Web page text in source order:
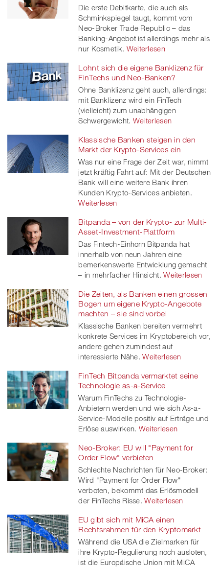
Die erste Debitkarte, die auch als
Schminkspiegel taugt, kommt vom
Neo-Broker Trade Republic – das
Banking-Angebot ist allerdings mehr als
nur Kosmetik. Weiterlesen
Lohnt sich die eigene Banklizenz für
FinTechs und Neo-Banken?
Ohne Banklizenz geht auch, allerdings:
mit Banklizenz wird ein FinTech
(vielleicht) zum unabhängigen
Schwergewicht. Weiterlesen
Klassische Banken steigen in den
Markt der Krypto-Services ein
Was nur eine Frage der Zeit war, nimmt
jetzt kräftig Fahrt auf: Mit der Deutschen
Bank will eine weitere Bank ihren
Kunden Krypto-Services anbieten.
Weiterlesen
Bitpanda – von der Krypto- zur Multi-
Asset-Investment-Plattform
Das Fintech-Einhorn Bitpanda hat
innerhalb von neun Jahren eine
bemerkenswerte Entwicklung gemacht
– in mehrfacher Hinsicht. Weiterlesen
Die Zeiten, als Banken einen grossen
Bogen um eigene Krypto-Angebote
machten – sie sind vorbei
Klassische Banken bereiten vermehrt
konkrete Services im Kryptobereich vor,
andere gehen zumindest auf
interessierte Nähe. Weiterlesen
FinTech Bitpanda vermarktet seine
Technologie as-a-Service
Warum FinTechs zu Technologie-
Anbietern werden und wie sich As-a-
Service-Modelle positiv auf Erträge und
Erlöse auswirken. Weiterlesen
Neo-Broker: EU will "Payment for
Order Flow" verbieten
Schlechte Nachrichten für Neo-Broker:
Wird "Payment for Order Flow"
verboten, bekommt das Erlösmodell
der FinTechs Risse. Weiterlesen
EU gibt sich mit MiCA einen
Rechtsrahmen für den Kryptomarkt
Während die USA die Zielmarken für
ihre Krypto-Regulierung noch ausloten,
ist die Europäische Union mit MiCA